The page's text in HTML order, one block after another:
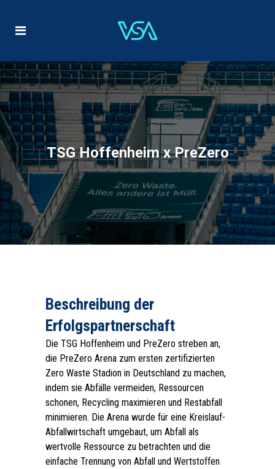
TSG Hoffenheim x PreZero
Beschreibung der
Erfolgspartnerschaft
Die TSG Hoffenheim und PreZero streben an,
die PreZero Arena zum ersten zertifizierten
Zero Waste Stadion in Deutschland zu machen,
indem sie Abfälle vermeiden, Ressourcen
schonen, Recycling maximieren und Restabfall
minimieren. Die Arena wurde für eine Kreislauf-
Abfallwirtschaft umgebaut, um Abfall als
wertvolle Ressource zu betrachten und die
einfache Trennung von Abfall und Wertstoffen